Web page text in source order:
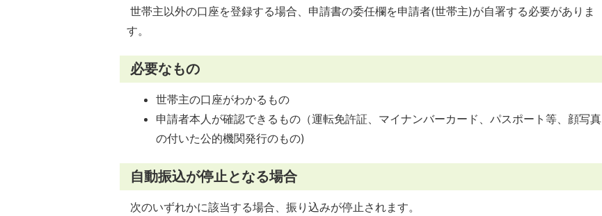
世帯主以外の口座を登録する場合、申請書の委任欄を申請者(世帯主)が自署する必要がありま
す。
必要なもの
世帯主の口座がわかるもの
申請者本人が確認できるもの（運転免許証、マイナンバーカード、パスポート等、顔写真
の付いた公的機関発行のもの)
自動振込が停止となる場合
次のいずれかに該当する場合、振り込みが停止されます。